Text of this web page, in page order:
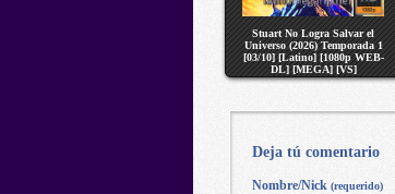
Stuart No Logra Salvar el
Universo (2026) Temporada 1
[03/10] [Latino] [1080p WEB-
DL] [MEGA] [VS]
Deja tú comentario
Nombre/Nick (requerido)